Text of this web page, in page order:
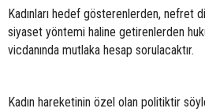
Kadınları hedef gösterenlerden, nefret
siyaset yöntemi haline getirenlerden
vicdanında mutlaka hesap sorulacaktır.
Kadın hareketinin özel olan politiktir